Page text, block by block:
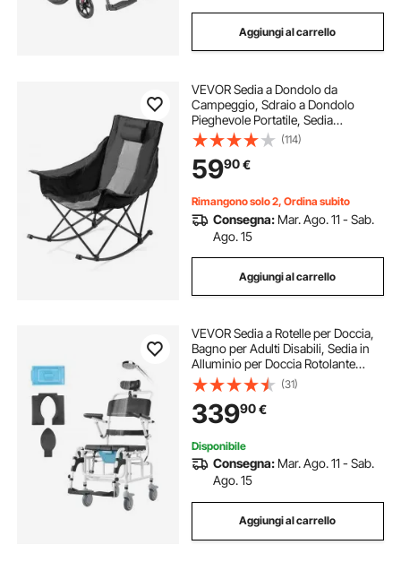
Aggiungi al carrello
VEVOR Sedia a Dondolo da
Campeggio, Sdraio a Dondolo
Pieghevole Portatile, Sedia
Reclinabile da Giardino, Carico
max. 100kg, Sdraio da Campeggio
Balcone, Giardino
(114)
5990€
Rimangono solo 2, Ordina subito
Consegna: Mar. Ago. 11 - Sab.
Ago. 15
Aggiungi al carrello
VEVOR Sedia a Rotelle per Doccia,
Bagno per Adulti Disabili, Sedia in
Alluminio per Doccia Rotolante
Regolabile con Freno Sedia da
Trasporto per Comoda da Doccia
Capacità 136 kg Larghezza 440 mm
(31)
33990€
Disponibile
Consegna: Mar. Ago. 11 - Sab.
Ago. 15
Aggiungi al carrello